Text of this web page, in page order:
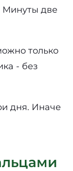
Минуты две
только
- без
дня. Иначе